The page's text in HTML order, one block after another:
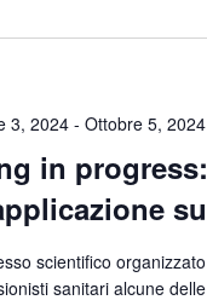
in
3, 2024- Ottobre 5, 2024
scientifico
sanitari alcune